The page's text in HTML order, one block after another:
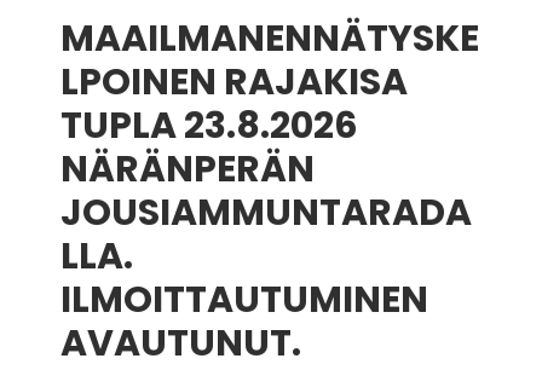
menu
MAAILMANENNÄTYSKE
LPOINEN RAJAKISA
TUPLA 23.8.2026
NÄRÄNPERÄN
JOUSIAMMUNTARADA
LLA.
ILMOITTAUTUMINEN
AVAUTUNUT.